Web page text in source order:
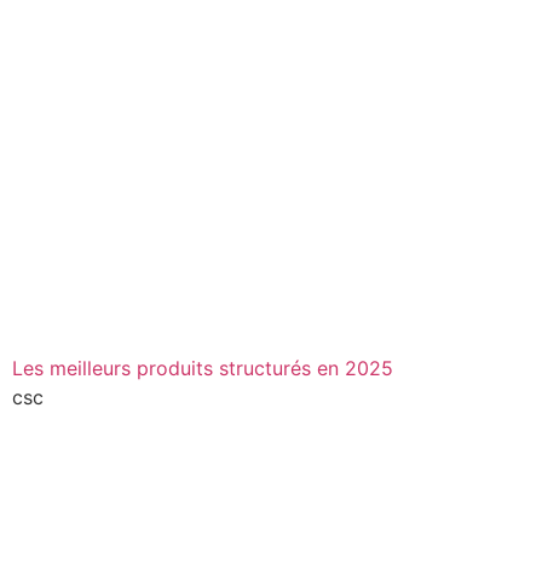
Les meilleurs produits structurés en 2025
csc